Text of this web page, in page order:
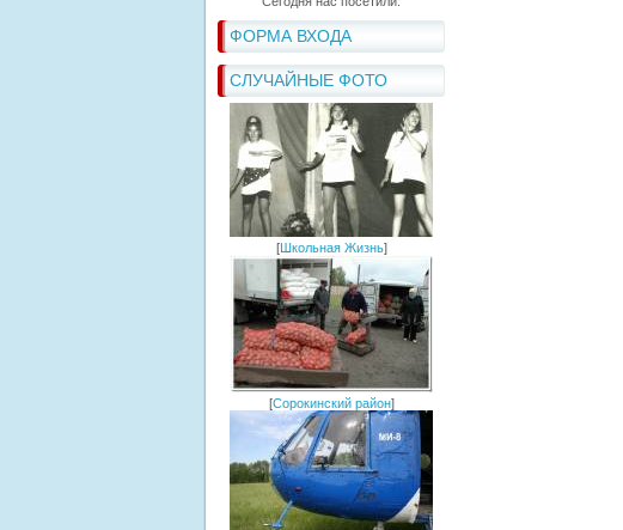
ФОРМА ВХОДА
СЛУЧАЙНЫЕ ФОТО
[Школьная Жизнь]
[Сорокинский район]